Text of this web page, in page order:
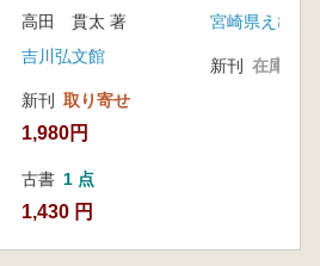
高田 貫太 著
吉川弘文館
新刊 取り寄せ
1,980円
古書 1 点
1,430 円
新刊 在庫なし